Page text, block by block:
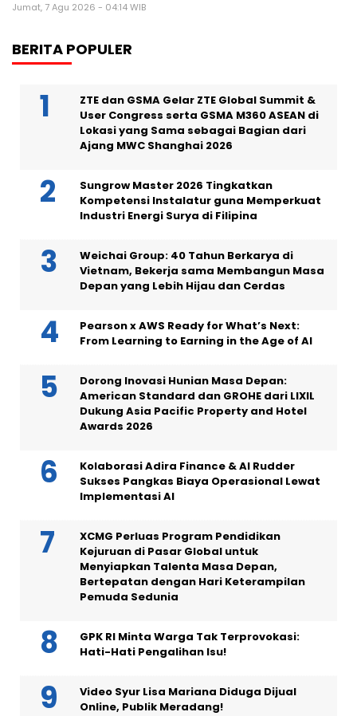
Jumat, 7 Agu 2026 - 04:14 WIB
BERITA POPULER
ZTE dan GSMA Gelar ZTE Global Summit &
User Congress serta GSMA M360 ASEAN di
Lokasi yang Sama sebagai Bagian dari
Ajang MWC Shanghai 2026
Sungrow Master 2026 Tingkatkan
Kompetensi Instalatur guna Memperkuat
Industri Energi Surya di Filipina
Weichai Group: 40 Tahun Berkarya di
Vietnam, Bekerja sama Membangun Masa
Depan yang Lebih Hijau dan Cerdas
Pearson x AWS Ready for What’s Next:
From Learning to Earning in the Age of AI
Dorong Inovasi Hunian Masa Depan:
American Standard dan GROHE dari LIXIL
Dukung Asia Pacific Property and Hotel
Awards 2026
Kolaborasi Adira Finance & AI Rudder
Sukses Pangkas Biaya Operasional Lewat
Implementasi AI
XCMG Perluas Program Pendidikan
Kejuruan di Pasar Global untuk
Menyiapkan Talenta Masa Depan,
Bertepatan dengan Hari Keterampilan
Pemuda Sedunia
GPK RI Minta Warga Tak Terprovokasi:
Hati-Hati Pengalihan Isu!
Video Syur Lisa Mariana Diduga Dijual
Online, Publik Meradang!